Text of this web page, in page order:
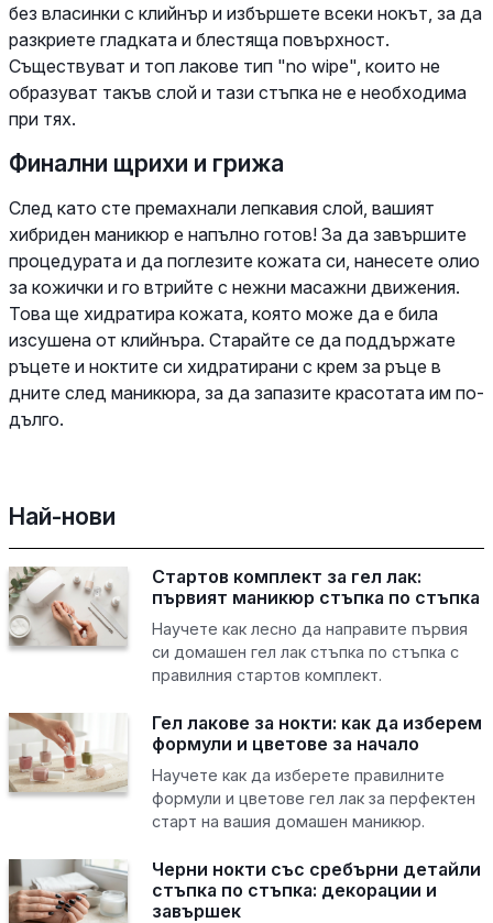
без власинки с клийнър и избършете всеки нокът, за да
разкриете гладката и блестяща повърхност.
Съществуват и топ лакове тип "no wipe", които не
образуват такъв слой и тази стъпка не е необходима
при тях.
Финални щрихи и грижа
След като сте премахнали лепкавия слой, вашият
хибриден маникюр е напълно готов! За да завършите
процедурата и да поглезите кожата си, нанесете олио
за кожички и го втрийте с нежни масажни движения.
Това ще хидратира кожата, която може да е била
изсушена от клийнъра. Старайте се да поддържате
ръцете и ноктите си хидратирани с крем за ръце в
дните след маникюра, за да запазите красотата им по-
дълго.
Най-нови
Стартов комплект за гел лак:
първият маникюр стъпка по стъпка
Научете как лесно да направите първия
си домашен гел лак стъпка по стъпка с
правилния стартов комплект.
Гел лакове за нокти: как да изберем
формули и цветове за начало
Научете как да изберете правилните
формули и цветове гел лак за перфектен
старт на вашия домашен маникюр.
Черни нокти със сребърни детайли
стъпка по стъпка: декорации и
завършек